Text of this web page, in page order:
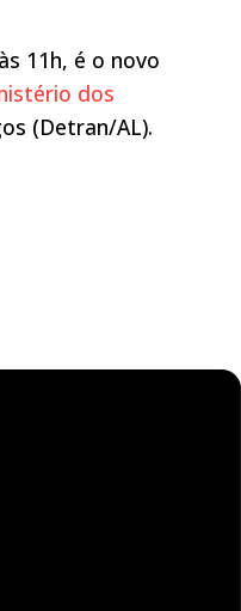
11h, é o novo
dos
(Detran/AL).